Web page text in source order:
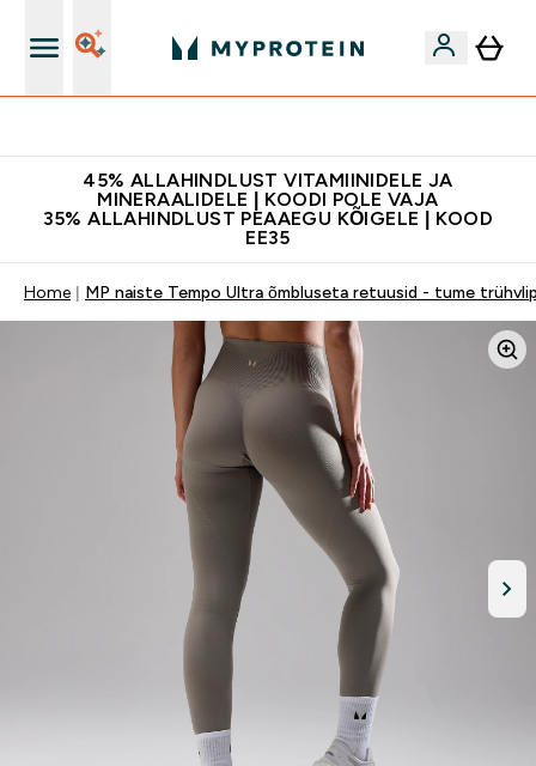
45% ALLAHINDLUST VITAMIINIDELE JA
MINERAALIDELE | KOODI POLE VAJA
35% ALLAHINDLUST PEAAEGU KÕIGELE | KOOD
EE35
Home MP naiste Tempo Ultra õmbluseta retuusid - tume